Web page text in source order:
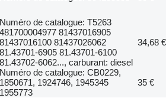
Numéro de catalogue: T5263
481700004977 81437016905
81437016100 81437026062
81.43701-6905 81.43701-6100
81.43702-6062..., carburant: diesel
34,68 €
Numéro de catalogue: CB0229,
1850671, 1924746, 1945345
1955773
35 €